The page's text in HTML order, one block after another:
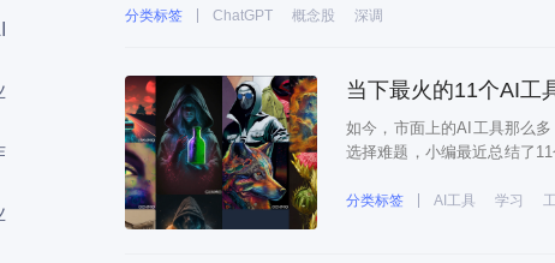
分类标签 ChatGPT 概念股 深调
当下最火的11个AI工
如今，市面上的AI工具那么
选择难题，小编最近总结了
https://playgroundai.com/
分类标签 AI工具 学习